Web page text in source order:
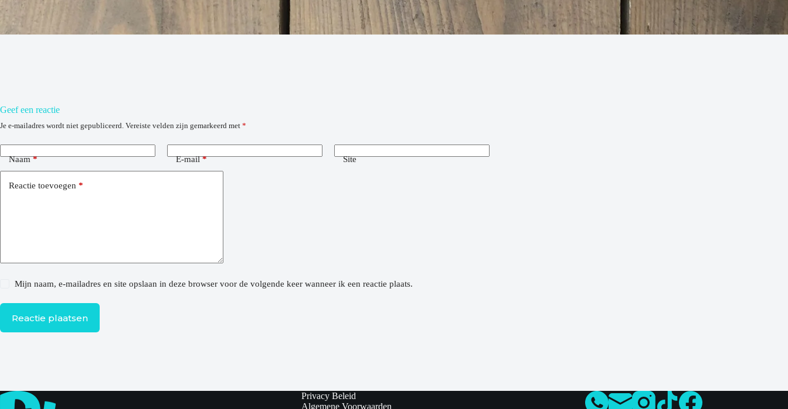
Geef een reactie
Je e-mailadres wordt niet gepubliceerd. Vereiste velden zijn gemarkeerd met *
Naam* E-mail* Site
Reactie toevoegen *
Mijn naam, e-mailadres en site opslaan in deze browser voor de volgende keer wanneer ik een reactie plaats.
Reactie plaatsen
Privacy Beleid
Algemene Voorwaarden